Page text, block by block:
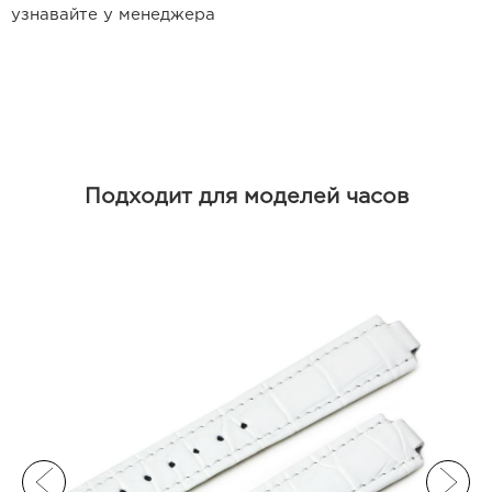
узнавайте у менеджера
Подходит для моделей часов
Ремешки для часов Harry Winston
Ремешки для часов Jaquet Droz
Ремешки для часов Jaeger LeCoultre
Ремешки для часов Longines